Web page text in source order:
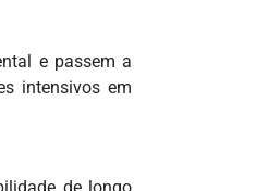
e passem a
intensivos em